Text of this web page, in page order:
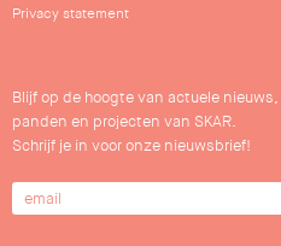
Privacy statement
Blijf op de hoogte van actuele nieuws,
panden en projecten van SKAR.
Schrijf je in voor onze nieuwsbrief!